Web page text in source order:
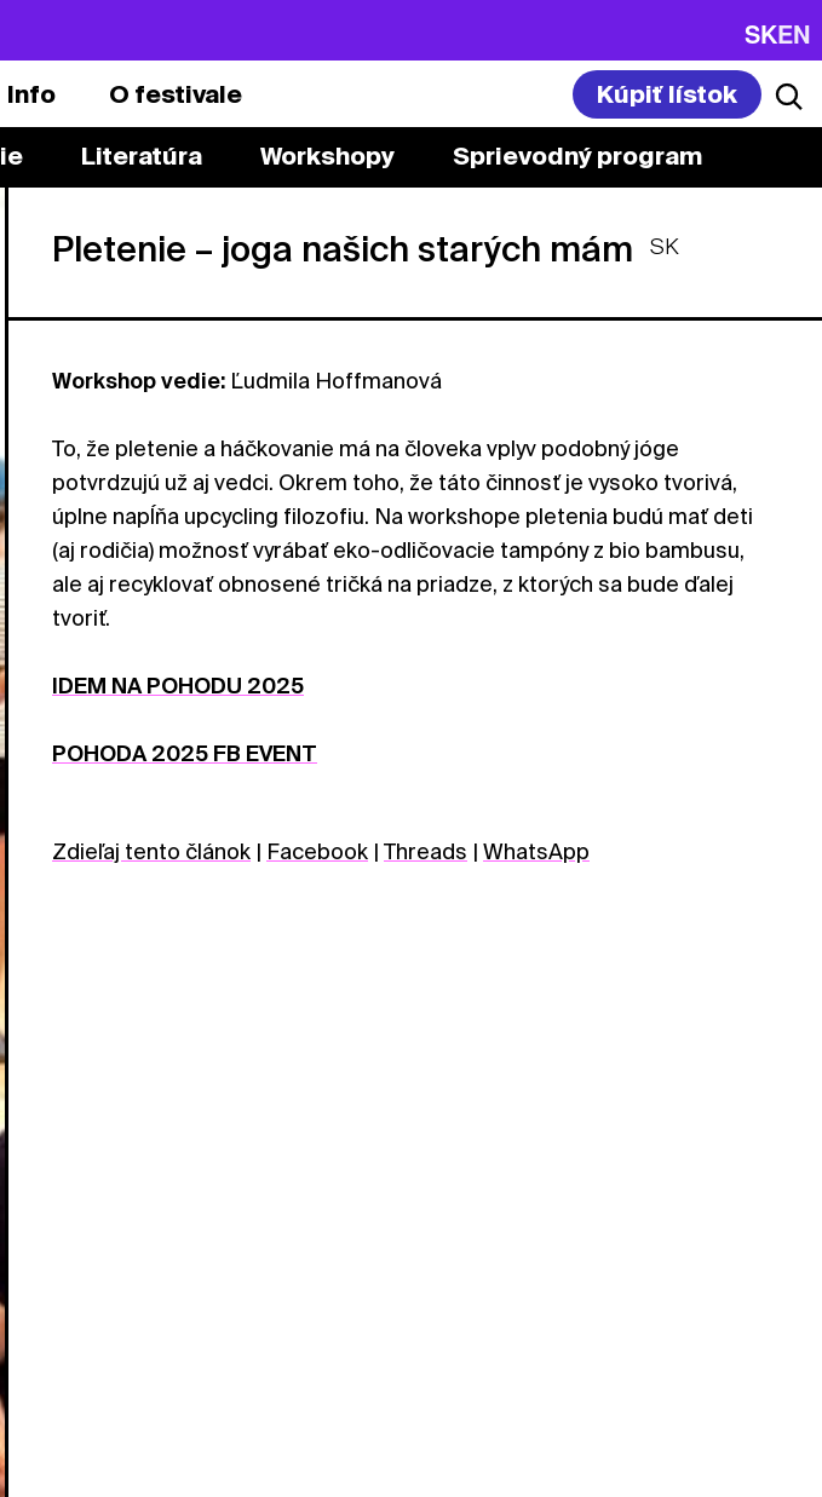
SKEN
Literatúra Workshopy Sprievodný program
Info O festivale Kúpiť lístok
Pletenie – joga našich starých mám SK
Workshop vedie: Ľudmila Hoffmanová
To, že pletenie a háčkovanie má na človeka vplyv podobný jóge
potvrdzujú už aj vedci. Okrem toho, že táto činnosť je vysoko tvorivá,
úplne napĺňa upcycling filozofiu. Na workshope pletenia budú mať deti
(aj rodičia) možnosť vyrábať eko-odličovacie tampóny z bio bambusu,
ale aj recyklovať obnosené tričká na priadze, z ktorých sa bude ďalej
tvoriť.
IDEM NA POHODU 2025
POHODA 2025 FB EVENT
Zdieľaj tento článok | Facebook | Threads | WhatsApp